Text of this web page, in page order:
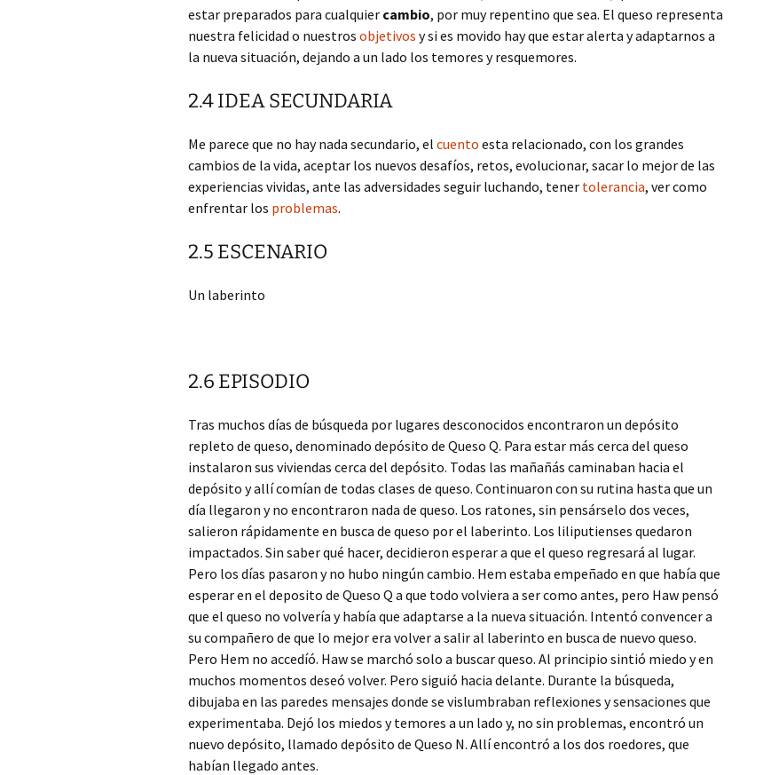
estar preparados para cualquier cambio, por muy repentino que sea. El queso representa
nuestra felicidad o nuestros objetivos y si es movido hay que estar alerta y adaptarnos a
la nueva situación, dejando a un lado los temores y resquemores.
2.4 IDEA SECUNDARIA
Me parece que no hay nada secundario, el cuento esta relacionado, con los grandes
cambios de la vida, aceptar los nuevos desafíos, retos, evolucionar, sacar lo mejor de las
experiencias vividas, ante las adversidades seguir luchando, tener tolerancia, ver como
enfrentar los problemas.
2.5 ESCENARIO
Un laberinto
2.6 EPISODIO
Tras muchos días de búsqueda por lugares desconocidos encontraron un depósito
repleto de queso, denominado depósito de Queso Q. Para estar más cerca del queso
instalaron sus viviendas cerca del depósito. Todas las mañañás caminaban hacia el
depósito y allí comían de todas clases de queso. Continuaron con su rutina hasta que un
día llegaron y no encontraron nada de queso. Los ratones, sin pensárselo dos veces,
salieron rápidamente en busca de queso por el laberinto. Los liliputienses quedaron
impactados. Sin saber qué hacer, decidieron esperar a que el queso regresará al lugar.
Pero los días pasaron y no hubo ningún cambio. Hem estaba empeñado en que había que
esperar en el deposito de Queso Q a que todo volviera a ser como antes, pero Haw pensó
que el queso no volvería y había que adaptarse a la nueva situación. Intentó convencer a
su compañero de que lo mejor era volver a salir al laberinto en busca de nuevo queso.
Pero Hem no accedíó. Haw se marchó solo a buscar queso. Al principio sintió miedo y en
muchos momentos deseó volver. Pero siguió hacia delante. Durante la búsqueda,
dibujaba en las paredes mensajes donde se vislumbraban reflexiones y sensaciones que
experimentaba. Dejó los miedos y temores a un lado y, no sin problemas, encontró un
nuevo depósito, llamado depósito de Queso N. Allí encontró a los dos roedores, que
habían llegado antes.